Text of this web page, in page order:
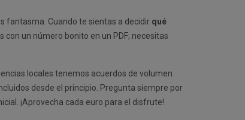
fantasma. Cuando te sientas a decidir qué
un número bonito en un PDF; necesitas
locales tenemos acuerdos de volumen
desde el principio. Pregunta siempre por
¡Aprovecha cada euro para el disfrute!